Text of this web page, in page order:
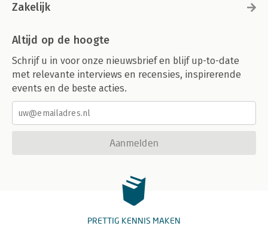
Zakelijk
Altijd op de hoogte
Schrijf u in voor onze nieuwsbrief en blijf up-to-date
met relevante interviews en recensies, inspirerende
events en de beste acties.
Aanmelden
PRETTIG KENNIS MAKEN